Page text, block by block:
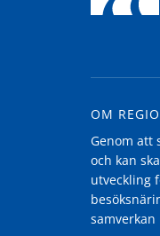
OM
Genom att
och kan
utveckling